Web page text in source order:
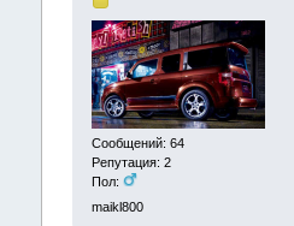
Сообщений: 64
Репутация: 2
Пол:
maikl800